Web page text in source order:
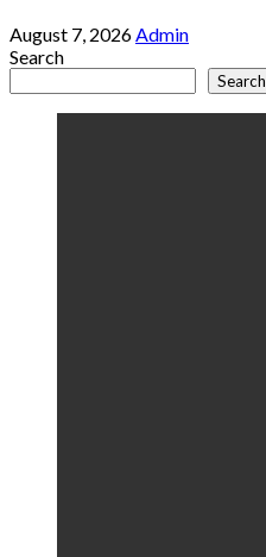
August 7, 2026Admin
Search
Search